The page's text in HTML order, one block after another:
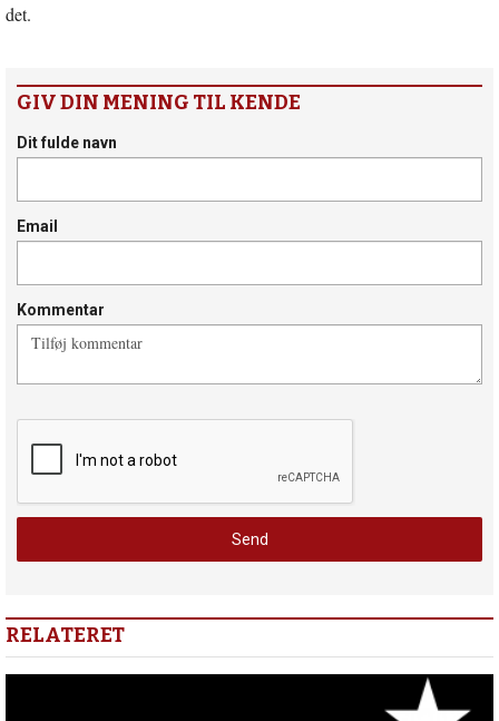
det.
GIV DIN MENING TIL KENDE
Dit fulde navn
Email
Kommentar
RELATERET